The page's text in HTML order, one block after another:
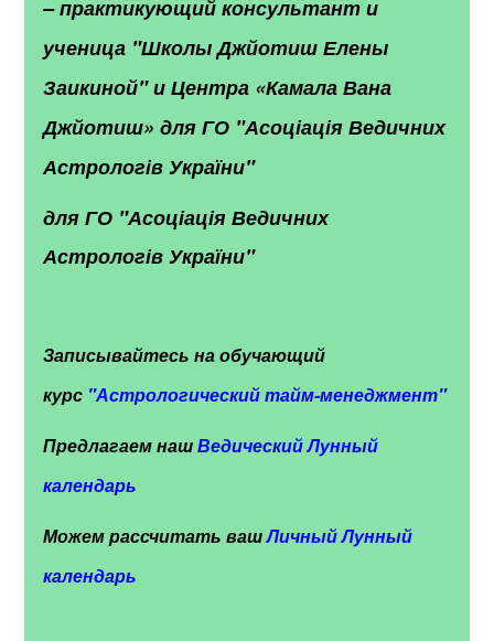
– практикующий консультант и
ученица "Школы Джйотиш Елены
Заикиной" и Центра «Камала Вана
Джйотиш» для ГО "Асоціація Ведичних
Астрологів України"
для ГО "Асоціація Ведичних
Астрологів України"
Записывайтесь на обучающий
курс "Астрологический тайм-менеджмент"
Предлагаем нашВедический Лунный
календарь
Можем рассчитать вашЛичный Лунный
календарь